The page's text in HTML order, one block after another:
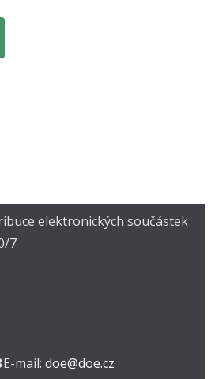
elektronických součástek
7
E-mail: doe@doe.cz